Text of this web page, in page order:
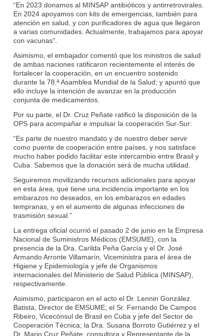
“En 2023 donamos al MINSAP antibióticos y antirretrovirales.
En 2024 apoyamos con kits de emergencias, también para
atención en salud, y con purificadores de agua que llegaron
a varias comunidades. Actualmente, trabajamos para apoyar
con vacunas”.
Asimismo, el embajador comentó que los ministros de salud
de ambas naciones ratificaron recientemente el interés de
fortalecer la cooperación, en un encuentro sostenido
durante la 78.ª Asamblea Mundial de la Salud; y apuntó que
ello incluye la intención de avanzar en la producción
conjunta de medicamentos.
Por su parte, el Dr. Cruz Peñate ratificó la disposición de la
OPS para acompañar e impulsar la cooperación Sur-Sur:
“Es parte de nuestro mandato y de nuestro deber servir
como puente de cooperación entre países, y nos satisface
mucho haber podido facilitar este intercambio entre Brasil y
Cuba. Sabemos que la donación será de mucha utilidad.
Seguiremos movilizando recursos adicionales para apoyar
en esta área, que tiene una incidencia importante en los
embarazos no deseados, en los embarazos en edades
tempranas, y en el aumento de algunas infecciones de
trasmisión sexual.”
La entrega oficial ocurrió el pasado 2 de junio en la Empresa
Nacional de Suministros Médicos (EMSUME), con la
presencia de la Dra. Carilda Peña García y el Dr. José
Armando Arronte Villamarín, Viceministra para el área de
Higiene y Epidemiología y jefe de Organismos
internacionales del Ministerio de Salud Pública (MINSAP),
respectivamente.
Asimismo, participaron en el acto el Dr. Lennin González
Batista, Director de EMSUME; el Sr. Fernando De Campos
Ribeiro, Vicecónsul de Brasil en Cuba y jefe del Sector de
Cooperación Técnica; la Dra. Susana Borroto Gutiérrez y el
Dr. Mario Cruz Peñate, consultora y Representante de la